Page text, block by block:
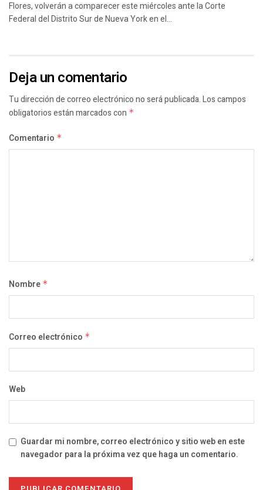
Flores, volverán a comparecer este miércoles ante la Corte
Federal del Distrito Sur de Nueva York en el...
Deja un comentario
Tu dirección de correo electrónico no será publicada.Los campos
obligatorios están marcados con *
Comentario *
Nombre *
Correo electrónico *
Web
Guardar mi nombre, correo electrónico y sitio web en este
navegador para la próxima vez que haga un comentario.